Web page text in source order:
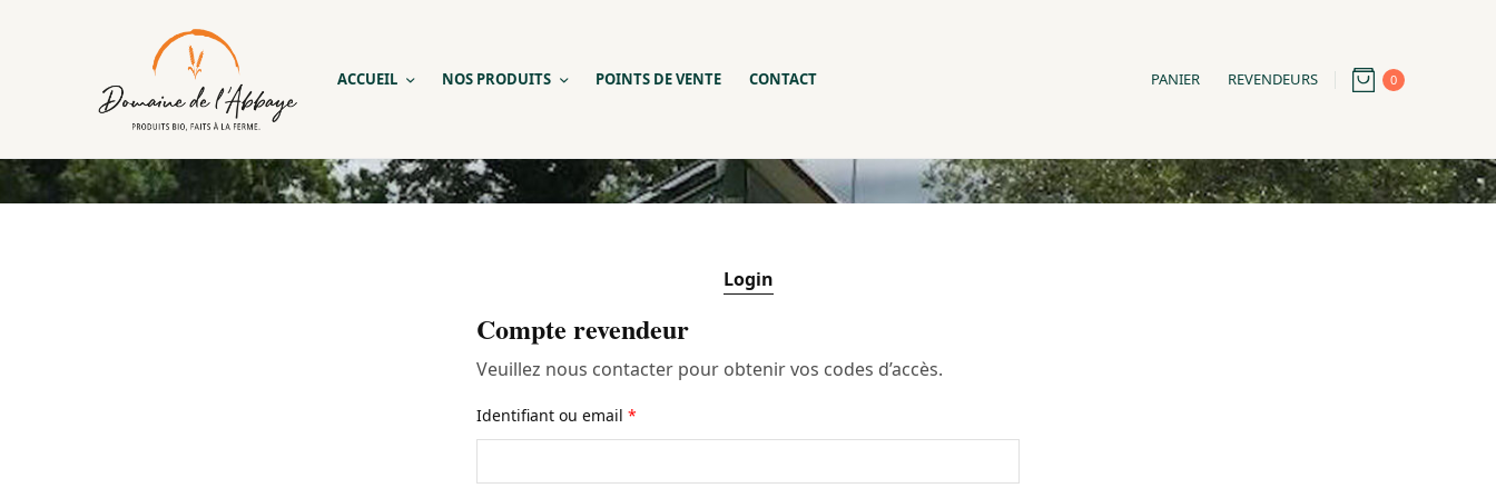
ACCUEIL NOS PRODUITS POINTS DE VENTE CONTACT PANIER REVENDEURS 0
Login
Compte revendeur
Veuillez nous contacter pour obtenir vos codes d’accès.
Identifiant ou email*